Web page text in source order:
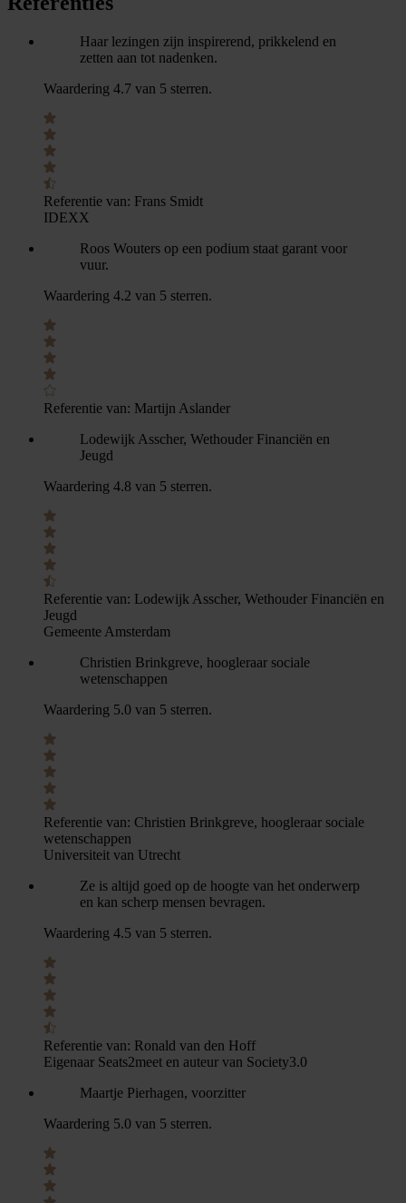
Haar lezingen zijn inspirerend, prikkelend en
zetten aan tot nadenken.
Waardering 4.7 van 5 sterren.
Referentie van: Frans Smidt
IDEXX
Roos Wouters op een podium staat garant voor
vuur.
Waardering 4.2 van 5 sterren.
Referentie van: Martijn Aslander
Lodewijk Asscher, Wethouder Financiën en
Jeugd
Waardering 4.8 van 5 sterren.
Referentie van: Lodewijk Asscher, Wethouder Financiën en
Jeugd
Gemeente Amsterdam
Christien Brinkgreve, hoogleraar sociale
wetenschappen
Waardering 5.0 van 5 sterren.
Referentie van: Christien Brinkgreve, hoogleraar sociale
wetenschappen
Universiteit van Utrecht
Ze is altijd goed op de hoogte van het onderwerp
en kan scherp mensen bevragen.
Waardering 4.5 van 5 sterren.
Referentie van: Ronald van den Hoff
Eigenaar Seats2meet en auteur van Society3.0
Maartje Pierhagen, voorzitter
Waardering 5.0 van 5 sterren.